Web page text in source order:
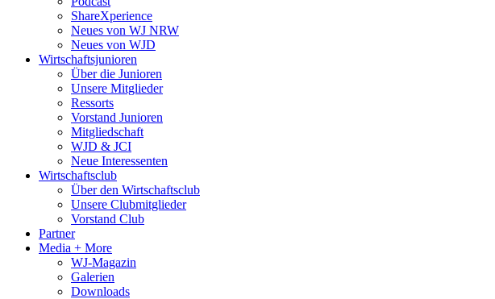
ShareXperience
Neues von WJ NRW
Neues von WJD
Wirtschaftsjunioren
Über die Junioren
Unsere Mitglieder
Ressorts
Vorstand Junioren
Mitgliedschaft
WJD & JCI
Neue Interessenten
Wirtschaftsclub
Über den Wirtschaftsclub
Unsere Clubmitglieder
Vorstand Club
Partner
Media + More
WJ-Magazin
Galerien
Downloads